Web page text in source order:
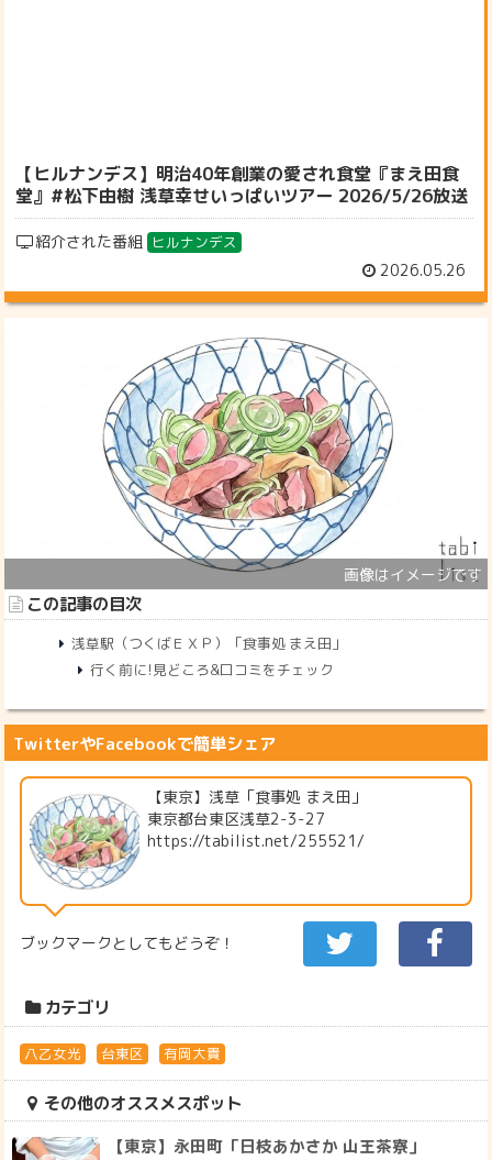
【ヒルナンデス】明治40年創業の愛され食堂『まえ田食
堂』#松下由樹 浅草幸せいっぱいツアー 2026/5/26放送
紹介された番組 ヒルナンデス
2026.05.26
この記事の目次
浅草駅（つくばＥＸＰ）「食事処 まえ田」
行く前に!見どころ&口コミをチェック
TwitterやFacebookで簡単シェア
【東京】浅草「食事処 まえ田」
東京都台東区浅草2-3-27
https://tabilist.net/255521/
ブックマークとしてもどうぞ！
カテゴリ
八乙女光 台東区 有岡大貴
その他のオススメスポット
【東京】永田町「日枝あかさか 山王茶寮」